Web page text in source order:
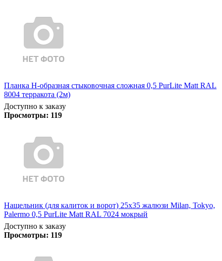
Планка Н-образная стыковочная сложная 0,5 PurLite Matt RAL
8004 терракота (2м)
Доступно к заказу
Просмотры: 119
Нащельник (для калиток и ворот) 25х35 жалюзи Milan, Tokyo,
Palermo 0,5 PurLite Matt RAL 7024 мокрый
Доступно к заказу
Просмотры: 119